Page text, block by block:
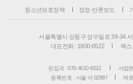
청소년보호정책 정정·반론보도
서울특별시 성동구 성수일로 39-34
대표전화 : 1800-6522
팩
편집국 : 070-4010-8512
사업
등록번호 : 서울 아 02897
제